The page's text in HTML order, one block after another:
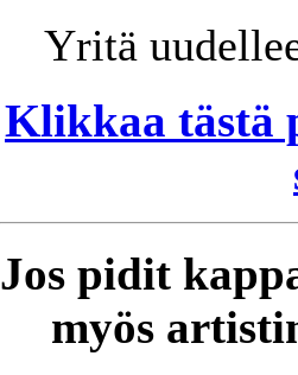
Yritä
Klikkaa tästä
Jos pidit
myös